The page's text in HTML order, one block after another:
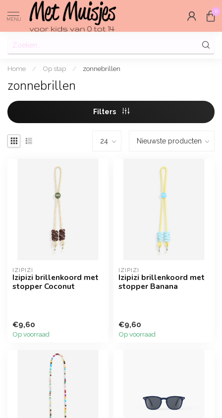
MENU
0
Home / Op stap / zonnebrillen
zonnebrillen
Filters
IZIPIZI
Izipizi brillenkoord met
stopper Coconut
€9,60
Op voorraad
IZIPIZI
Izipizi brillenkoord met
stopper Banana
€9,60
Op voorraad